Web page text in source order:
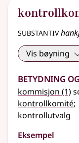
substantiv
Vis bøyning
Betydning
kommisjon (1)
kontrollkomité;
kontrollutvalg
Eksempel